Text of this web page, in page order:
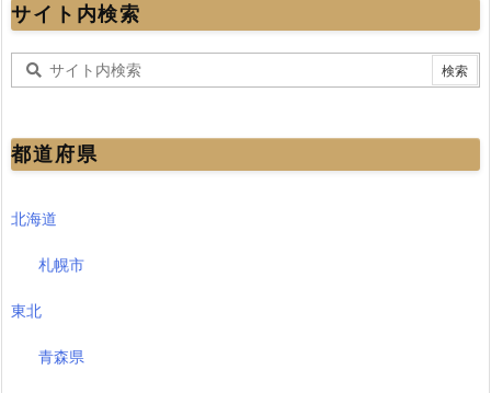
サイト内検索
都道府県
北海道
札幌市
東北
青森県